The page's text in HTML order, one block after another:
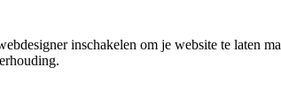
inschakelen om je website te laten